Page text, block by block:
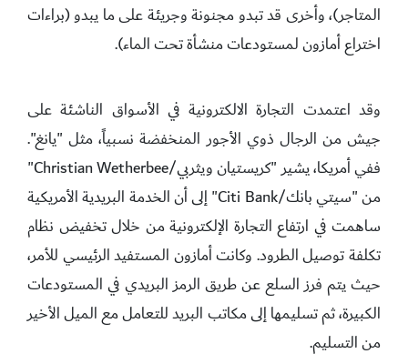
المتاجر)، وأخرى قد تبدو مجنونة وجريئة على ما يبدو (براءات
اختراع أمازون لمستودعات منشأة تحت الماء).
وقد اعتمدت التجارة الالكترونية في الأسواق الناشئة على
جيش من الرجال ذوي الأجور المنخفضة نسبياً، مثل "يانغ".
ففي أمريكا، يشير "كريستيان ويثربي/Christian Wetherbee"
من "سيتي بانك/Citi Bank" إلى أن الخدمة البريدية الأمريكية
ساهمت في ارتفاع التجارة الإلكترونية من خلال تخفيض نظام
تكلفة توصيل الطرود. وكانت أمازون المستفيد الرئيسي للأمر،
حيث يتم فرز السلع عن طريق الرمز البريدي في المستودعات
الكبيرة، ثم تسليمها إلى مكاتب البريد للتعامل مع الميل الأخير
من التسليم.